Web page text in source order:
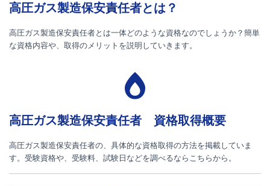
高圧ガス製造保安責任者とは？
高圧ガス製造保安責任者とは一体どのような資格なのでしょうか？簡単
な資格内容や、取得のメリットを説明していきます。
高圧ガス製造保安責任者 資格取得概要
高圧ガス製造保安責任者の、具体的な資格取得の方法を掲載していま
す。受験資格や、受験料、試験日などを調べるならこちらから。